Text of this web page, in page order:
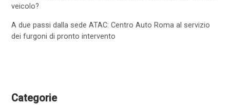
veicolo?
A due passi dalla sede ATAC: Centro Auto Roma al servizio
dei furgoni di pronto intervento
Categorie